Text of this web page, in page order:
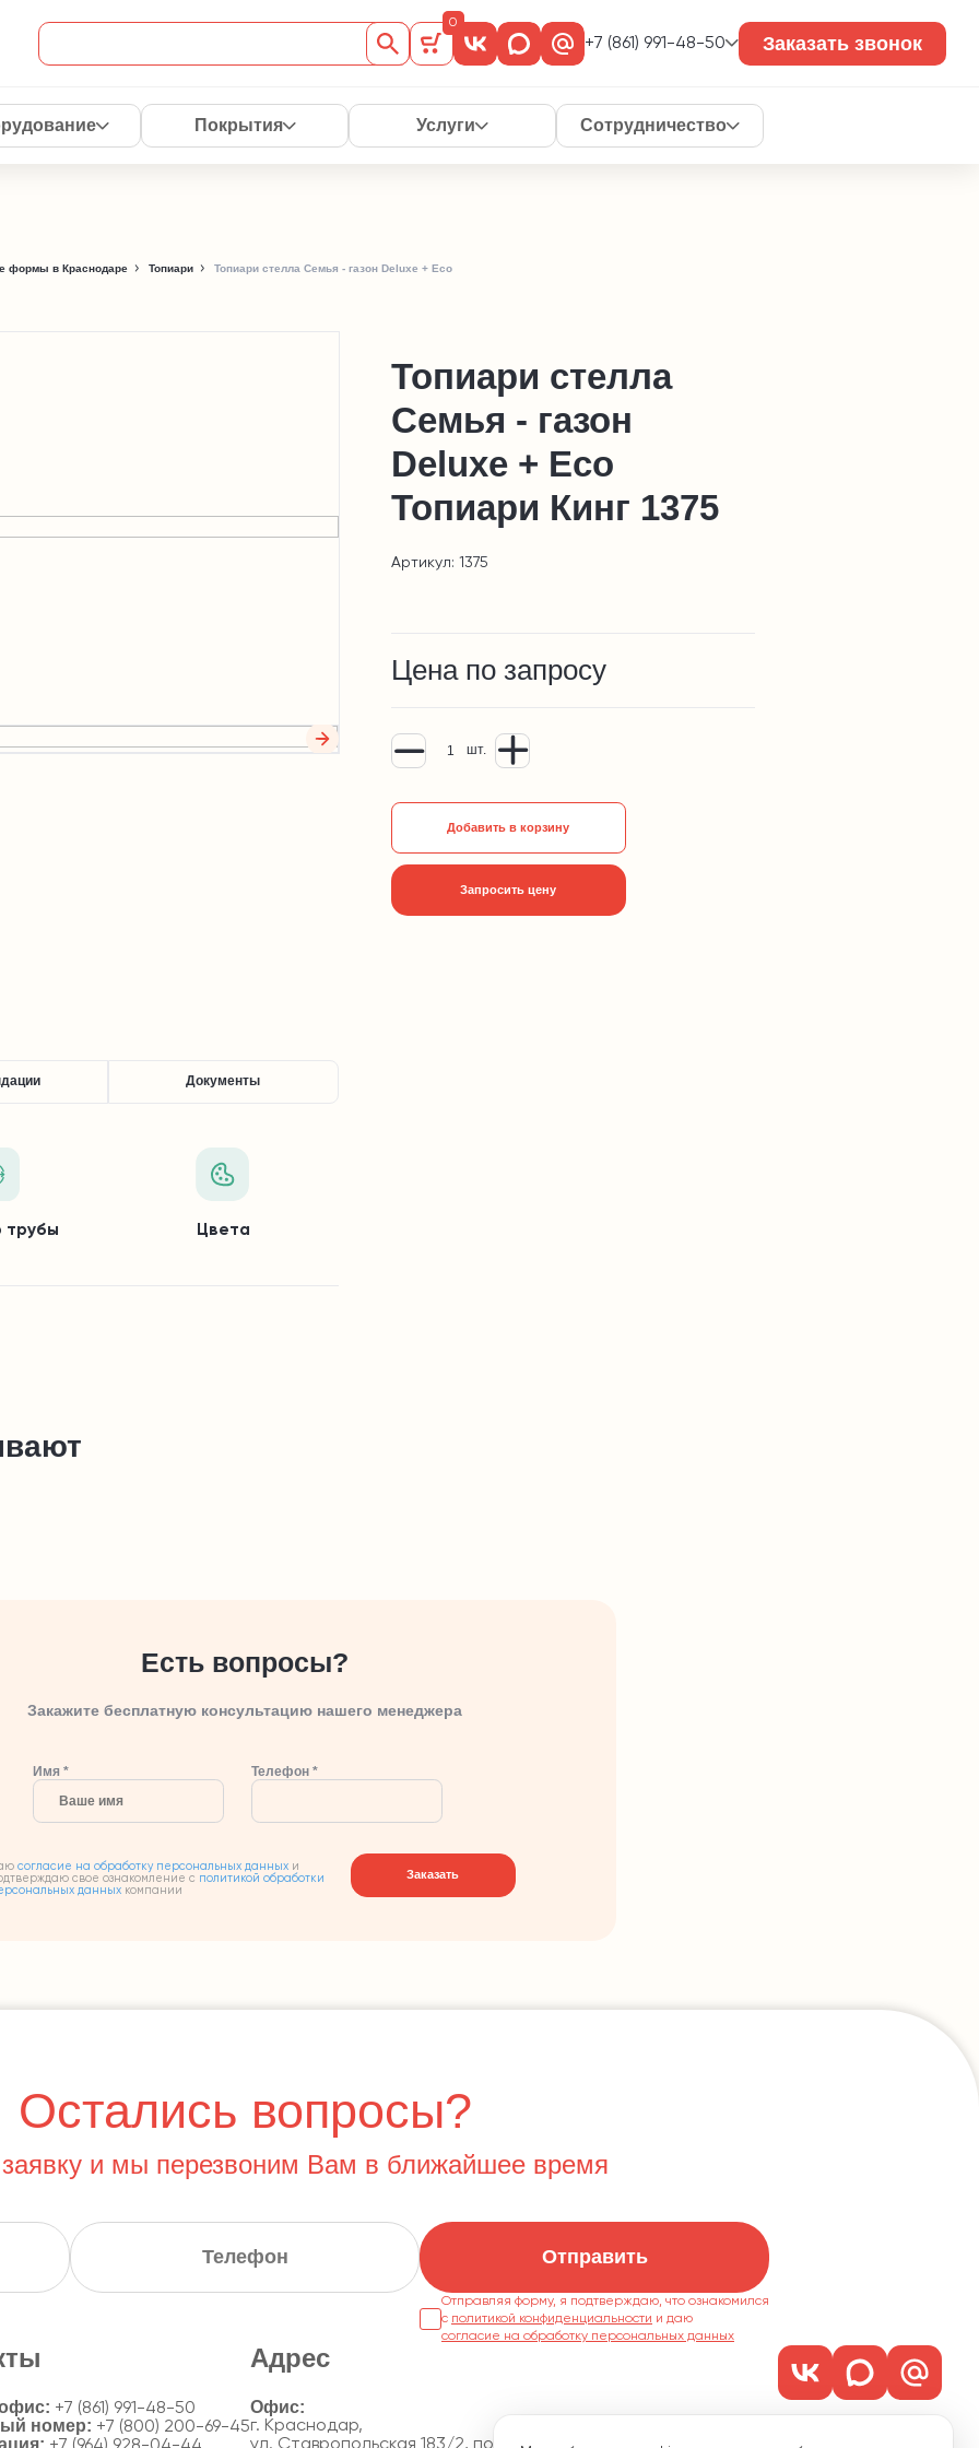
0
+7 (861) 991-48-50 Заказать звонок
Покрытия Услуги Сотрудничество
формы в Краснодаре Топиари Топиари стелла Семья - газон Deluxe + Eco
Топиари стелла
Семья - газон
Deluxe + Eco
Топиари Кинг 1375
Артикул: 1375
Цена по запросу
шт.
Добавить в корзину
Запросить цену
Документы
трубы Цвета
Есть вопросы?
Закажите бесплатную консультацию нашего менеджера
Имя * Телефон *
согласие на обработку персональных данных и
свое ознакомление с политикой обработки
данных компании
Заказать
Остались вопросы?
заявку и мы перезвоним Вам в ближайшее время
Отправить
Отправляя форму, я подтверждаю, что ознакомился
с политикой конфиденциальности
согласие на обработку персональных данных
+7 (861) 991-48-50
номер: +7 (800) 200-69-45
Адрес
г. Краснодар,